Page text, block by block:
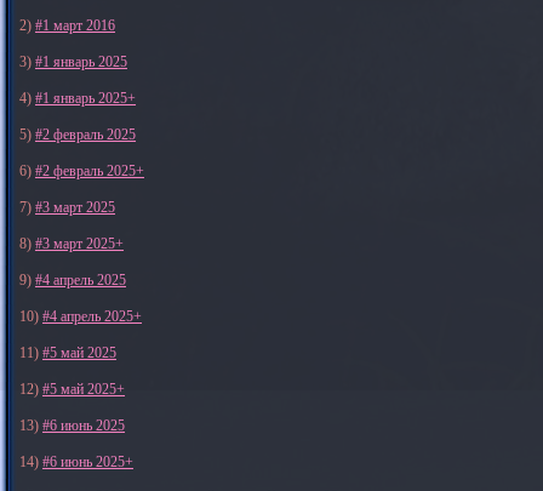
2) #1 март 2016
3) #1 январь 2025
4) #1 январь 2025+
5) #2 февраль 2025
6) #2 февраль 2025+
7) #3 март 2025
8) #3 март 2025+
9) #4 апрель 2025
10) #4 апрель 2025+
11) #5 май 2025
12) #5 май 2025+
13) #6 июнь 2025
14) #6 июнь 2025+